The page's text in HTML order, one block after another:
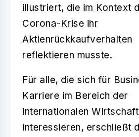
illustriert, die im Kontext
Corona-Krise ihr
Aktienrückkaufverhalten
reflektieren musste.
Für alle, die sich für
Karriere im Bereich der
internationalen Wirtschaft
interessieren, erschließt